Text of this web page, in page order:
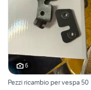
6
Pezzi ricambio per vespa 50